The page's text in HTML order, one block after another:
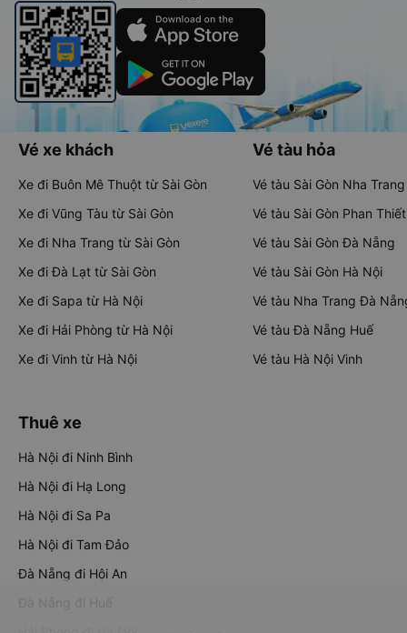
Vé xe khách
Xe đi Buôn Mê Thuột từ Sài Gòn
Xe đi Vũng Tàu từ Sài Gòn
Xe đi Nha Trang từ Sài Gòn
Xe đi Đà Lạt từ Sài Gòn
Xe đi Sapa từ Hà Nội
Xe đi Hải Phòng từ Hà Nội
Xe đi Vinh từ Hà Nội
Vé tàu hỏa
Vé tàu Sài Gòn Nha Trang
Vé tàu Sài Gòn Phan Thiết
Vé tàu Sài Gòn Đà Nẵng
Vé tàu Sài Gòn Hà Nội
Vé tàu Nha Trang Đà
Vé tàu Đà Nẵng Huế
Vé tàu Hà Nội Vinh
Thuê xe
Hà Nội đi Ninh Bình
Hà Nội đi Hạ Long
Hà Nội đi Sa Pa
Hà Nội đi Tam Đảo
Đà Nẵng đi Hội An
Đà Nẵng đi Huế